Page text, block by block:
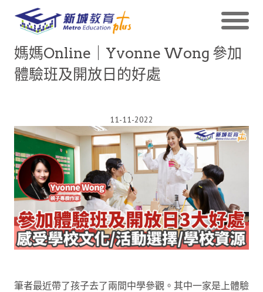
媽媽Online｜Yvonne Wong 參加
體驗班及開放日的好處
11-11-2022
筆者最近帶了孩子去了兩間中學參觀。其中一家是上體驗